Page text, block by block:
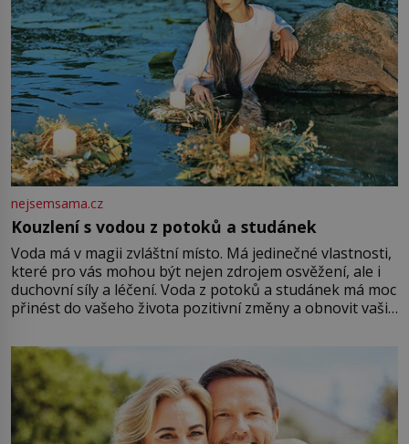
nejsemsama.cz
Kouzlení s vodou z potoků a studánek
Voda má v magii zvláštní místo. Má jedinečné vlastnosti,
které pro vás mohou být nejen zdrojem osvěžení, ale i
duchovní síly a léčení. Voda z potoků a studánek má moc
přinést do vašeho života pozitivní změny a obnovit vaši
můžete obohatit své rituály a přinést do svého života
větší harmonii a klid. Je důležité